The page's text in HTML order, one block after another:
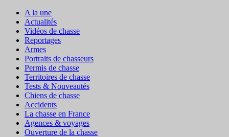
A la une
Actualités
Vidéos de chasse
Reportages
Armes
Portraits de chasseurs
Permis de chasse
Territoires de chasse
Tests & Nouveautés
Chiens de chasse
Accidents
La chasse en France
Agences & voyages
Ouverture de la chasse